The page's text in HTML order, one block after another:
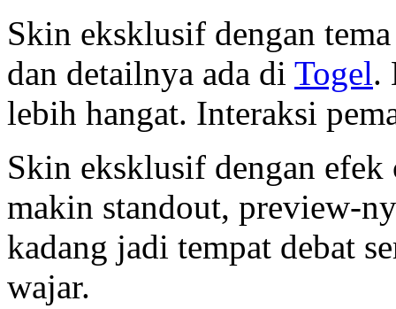
Skin eksklusif dengan
dan detailnya ada di Togel.
lebih hangat. Interaksi
Skin eksklusif dengan
makin standout, preview-
kadang jadi tempat debat
wajar.